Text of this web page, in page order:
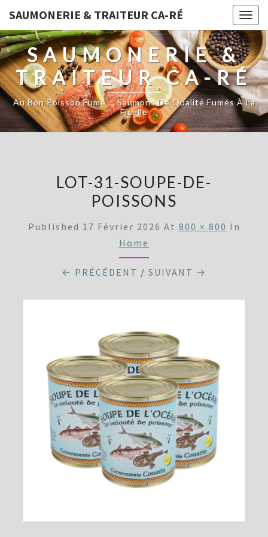
SAUMONERIE & TRAITEUR CA-RÉ
SAUMONERIE &
TRAITEUR CA-RÉ
Au Bon Poisson Fumé … Saumons De Qualité Fumés À La
Ficelle
LOT-31-SOUPE-DE-
POISSONS
Published 17 Février 2026 At 800 × 800 In
Home
← PRÉCÉDENT / SUIVANT →